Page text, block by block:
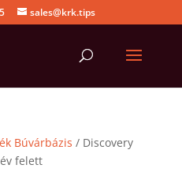
sales@krk.tips
Búvárbázis / Discovery
felett